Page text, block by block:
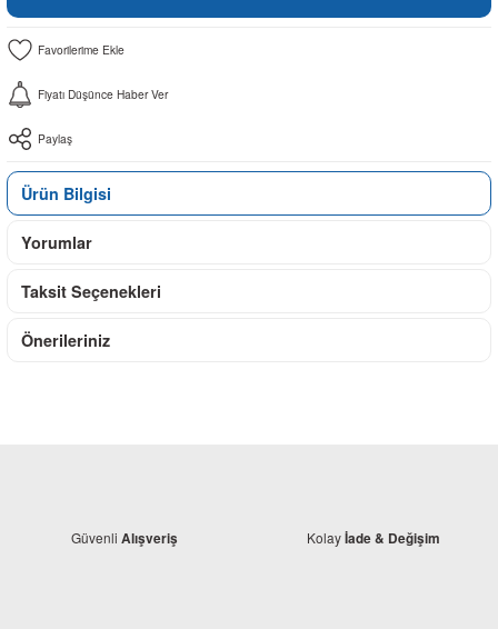
Fiyatı Düşünce Haber Ver
Paylaş
Ürün Bilgisi
Yorumlar
Taksit Seçenekleri
Önerileriniz
Güvenli Alışveriş Kolayİade & Değişim